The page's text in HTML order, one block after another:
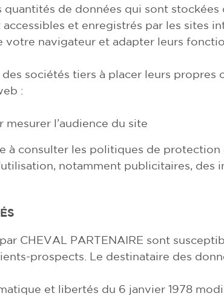
de données qui sont
et enregistrés par les sites
votre navigateur et adapter leurs
sociétés tiers à placer leurs
:
l’audience du site
à consulter les politiques de
notamment publicitaires,
CHEVAL PARTENAIRE sont
prospects. Le destinataire des
et libertés du 6 janvier 1978